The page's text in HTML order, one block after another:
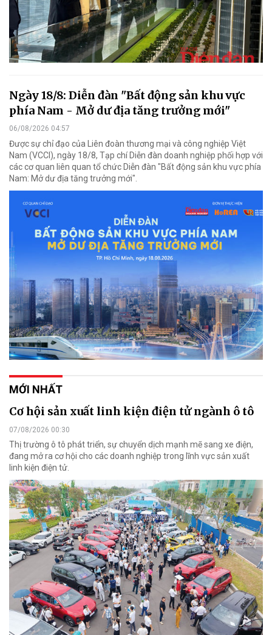
Ngày 18/8: Diễn đàn "Bất động sản khu vực
phía Nam - Mở dư địa tăng trưởng mới"
06/08/2026 04:57
Được sự chỉ đạo của Liên đoàn thương mại và công nghiệp Việt
Nam (VCCI), ngày 18/8, Tạp chí Diễn đàn doanh nghiệp phối hợp với
các cơ quan liên quan tổ chức Diễn đàn "Bất động sản khu vực phía
Nam: Mở dư địa tăng trưởng mới".
MỚI NHẤT
Cơ hội sản xuất linh kiện điện tử ngành ô tô
07/08/2026 00:30
Thị trường ô tô phát triển, sự chuyển dịch mạnh mẽ sang xe điện,
đang mở ra cơ hội cho các doanh nghiệp trong lĩnh vực sản xuất
linh kiện điện tử.